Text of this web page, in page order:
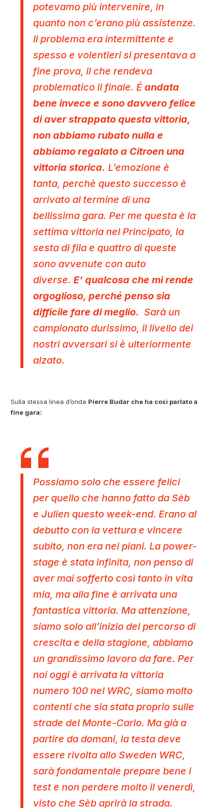
potevamo più intervenire, in
quanto non c’erano più assistenze.
Il problema era intermittente e
spesso e volentieri si presentava a
fine prova, il che rendeva
problematico il finale. Éandata
bene invece e sono davvero felice
di aver strappato questa vittoria,
non abbiamo rubato nulla e
abbiamo regalato a Citroen una
vittoria storica. L’emozione è
tanta, perchè questo successo è
arrivato al termine di una
bellissima gara. Per me questa è la
settima vittoria nel Principato, la
sesta di fila e quattro di queste
sono avvenute con auto
diverse.E’ qualcosa che mi rende
orgoglioso, perché penso sia
difficile fare di meglio.Sarà un
campionato durissimo, il livello dei
nostri avversari si è ulteriormente
alzato.
Sulla stessa linea d’onda Pierre Budar che ha così parlato a
fine gara:
Possiamo solo che essere felici
per quello che hanno fatto da Sèb
e Julien questo week-end. Erano al
debutto con la vettura e vincere
subito, non era nei piani. La power-
stage è stata infinita, non penso di
aver mai sofferto così tanto in vita
mia, ma alla fine è arrivata una
fantastica vittoria. Ma attenzione,
siamo solo all’inizio del percorso di
crescita e della stagione, abbiamo
un grandissimo lavoro da fare. Per
noi oggi è arrivata la vittoria
numero 100 nel WRC, siamo molto
contenti che sia stata proprio sulle
strade del Monte-Carlo. Ma già a
partire da domani, la testa deve
essere rivolta allo Sweden WRC,
sarà fondamentale prepare bene i
test e non perdere molto il venerdì,
visto che Sèb aprirà la strada.